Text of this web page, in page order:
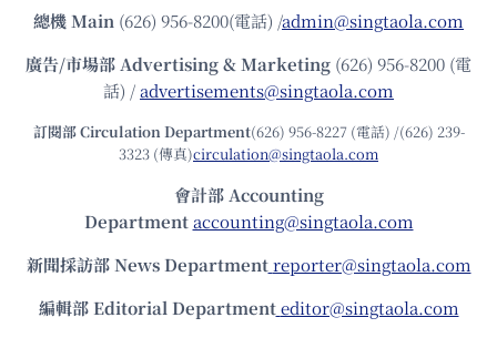
總機Main (626) 956-8200(電話) /admin@singtaola.com
廣告/市場部Advertising & Marketing (626) 956-8200 (電
話) /advertisements@singtaola.com
訂閱部 Circulation Department(626) 956-8227 (電話) /(626) 239-
3323 (傳真)circulation@singtaola.com
會計部 Accounting
Department accounting@singtaola.com
新聞採訪部 News Department reporter@singtaola.com
編輯部 Editorial Department editor@singtaola.com